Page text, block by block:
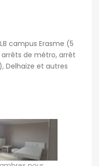
campus Erasme (5
de métro, arrêt
Delhaize et autres